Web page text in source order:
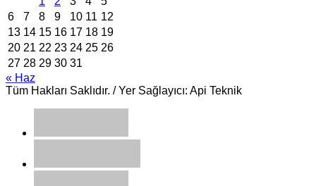
6
7 8 9 10 11 12
13 14 15 16 17 18 19
20 21 22 23 24 25 26
27 28 29 30 31
« Haz
Tüm Hakları Saklıdır. / Yer Sağlayıcı: Api Teknik